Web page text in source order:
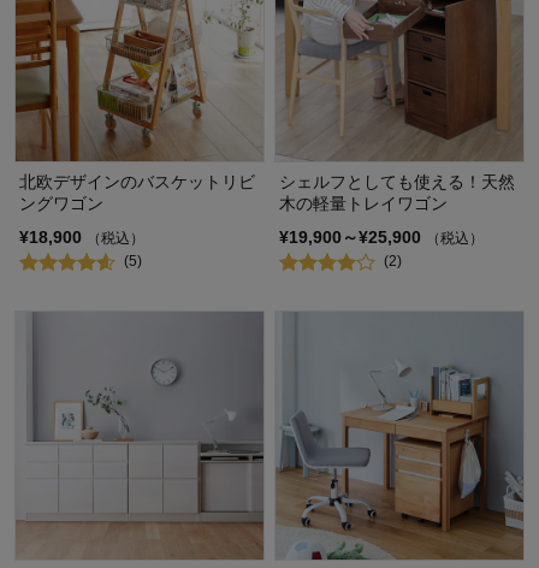
北欧デザインのバスケットリビ
ングワゴン
¥18,900
（税込）
(5)
シェルフとしても使える！天然
木の軽量トレイワゴン
¥19,900～¥25,900
（税込）
(2)